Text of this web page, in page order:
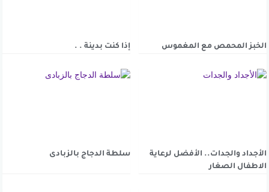
الخبز المحمص مع المغموس إذا كنت بدينة . .
الأجداد والجدات.. الأفضل لرعاية
الاطفال الصغار
سلطة الدجاج بالزبادى